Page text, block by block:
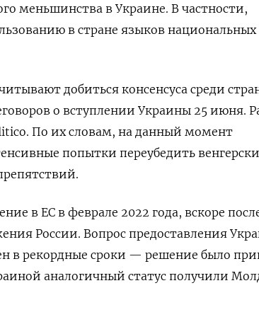
меньшинства в Украине. В частности,
в стране языков национальных
добиться консенсуса среди
о вступлении Украины 25 июня.
По их словам, на данный момент
попытки переубедить
в ЕС в феврале 2022 года, вскоре
России. Вопрос предоставления
в рекордные сроки — решение было
аналогичный статус получили